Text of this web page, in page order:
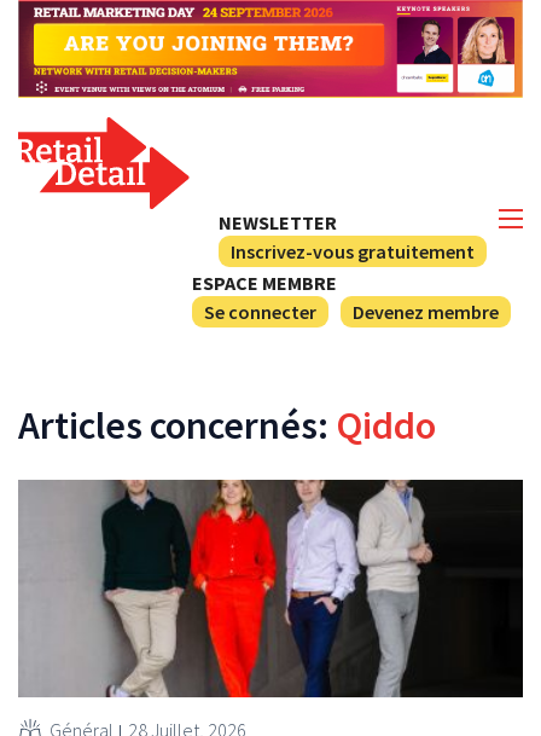
NEWSLETTER
Inscrivez-vous gratuitement
ESPACE MEMBRE
Se connecter
Devenez membre
Articles concernés: Qiddo
Général 28 Juillet, 2026